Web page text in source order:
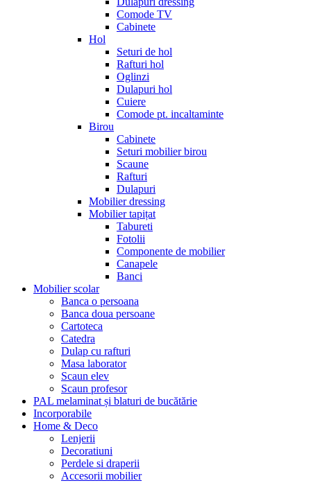
Comode TV
Cabinete
Hol
Seturi de hol
Rafturi hol
Oglinzi
Dulapuri hol
Cuiere
Comode pt. incaltaminte
Birou
Cabinete
Seturi mobilier birou
Scaune
Rafturi
Dulapuri
Mobilier dressing
Mobilier tapițat
Tabureti
Fotolii
Componente de mobilier
Canapele
Banci
Mobilier scolar
Banca o persoana
Banca doua persoane
Cartoteca
Catedra
Dulap cu rafturi
Masa laborator
Scaun elev
Scaun profesor
PAL melaminat și blaturi de bucătărie
Incorporabile
Home & Deco
Lenjerii
Decoratiuni
Perdele si draperii
Accesorii mobilier